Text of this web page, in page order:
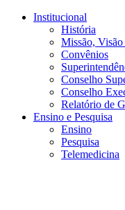
Conteúdo principal
Institucional
História
Missão, Visão
Convênios
Conselho
Conselho
Relatório de
Ensino e Pesquisa
Ensino
Pesquisa
Telemedicina